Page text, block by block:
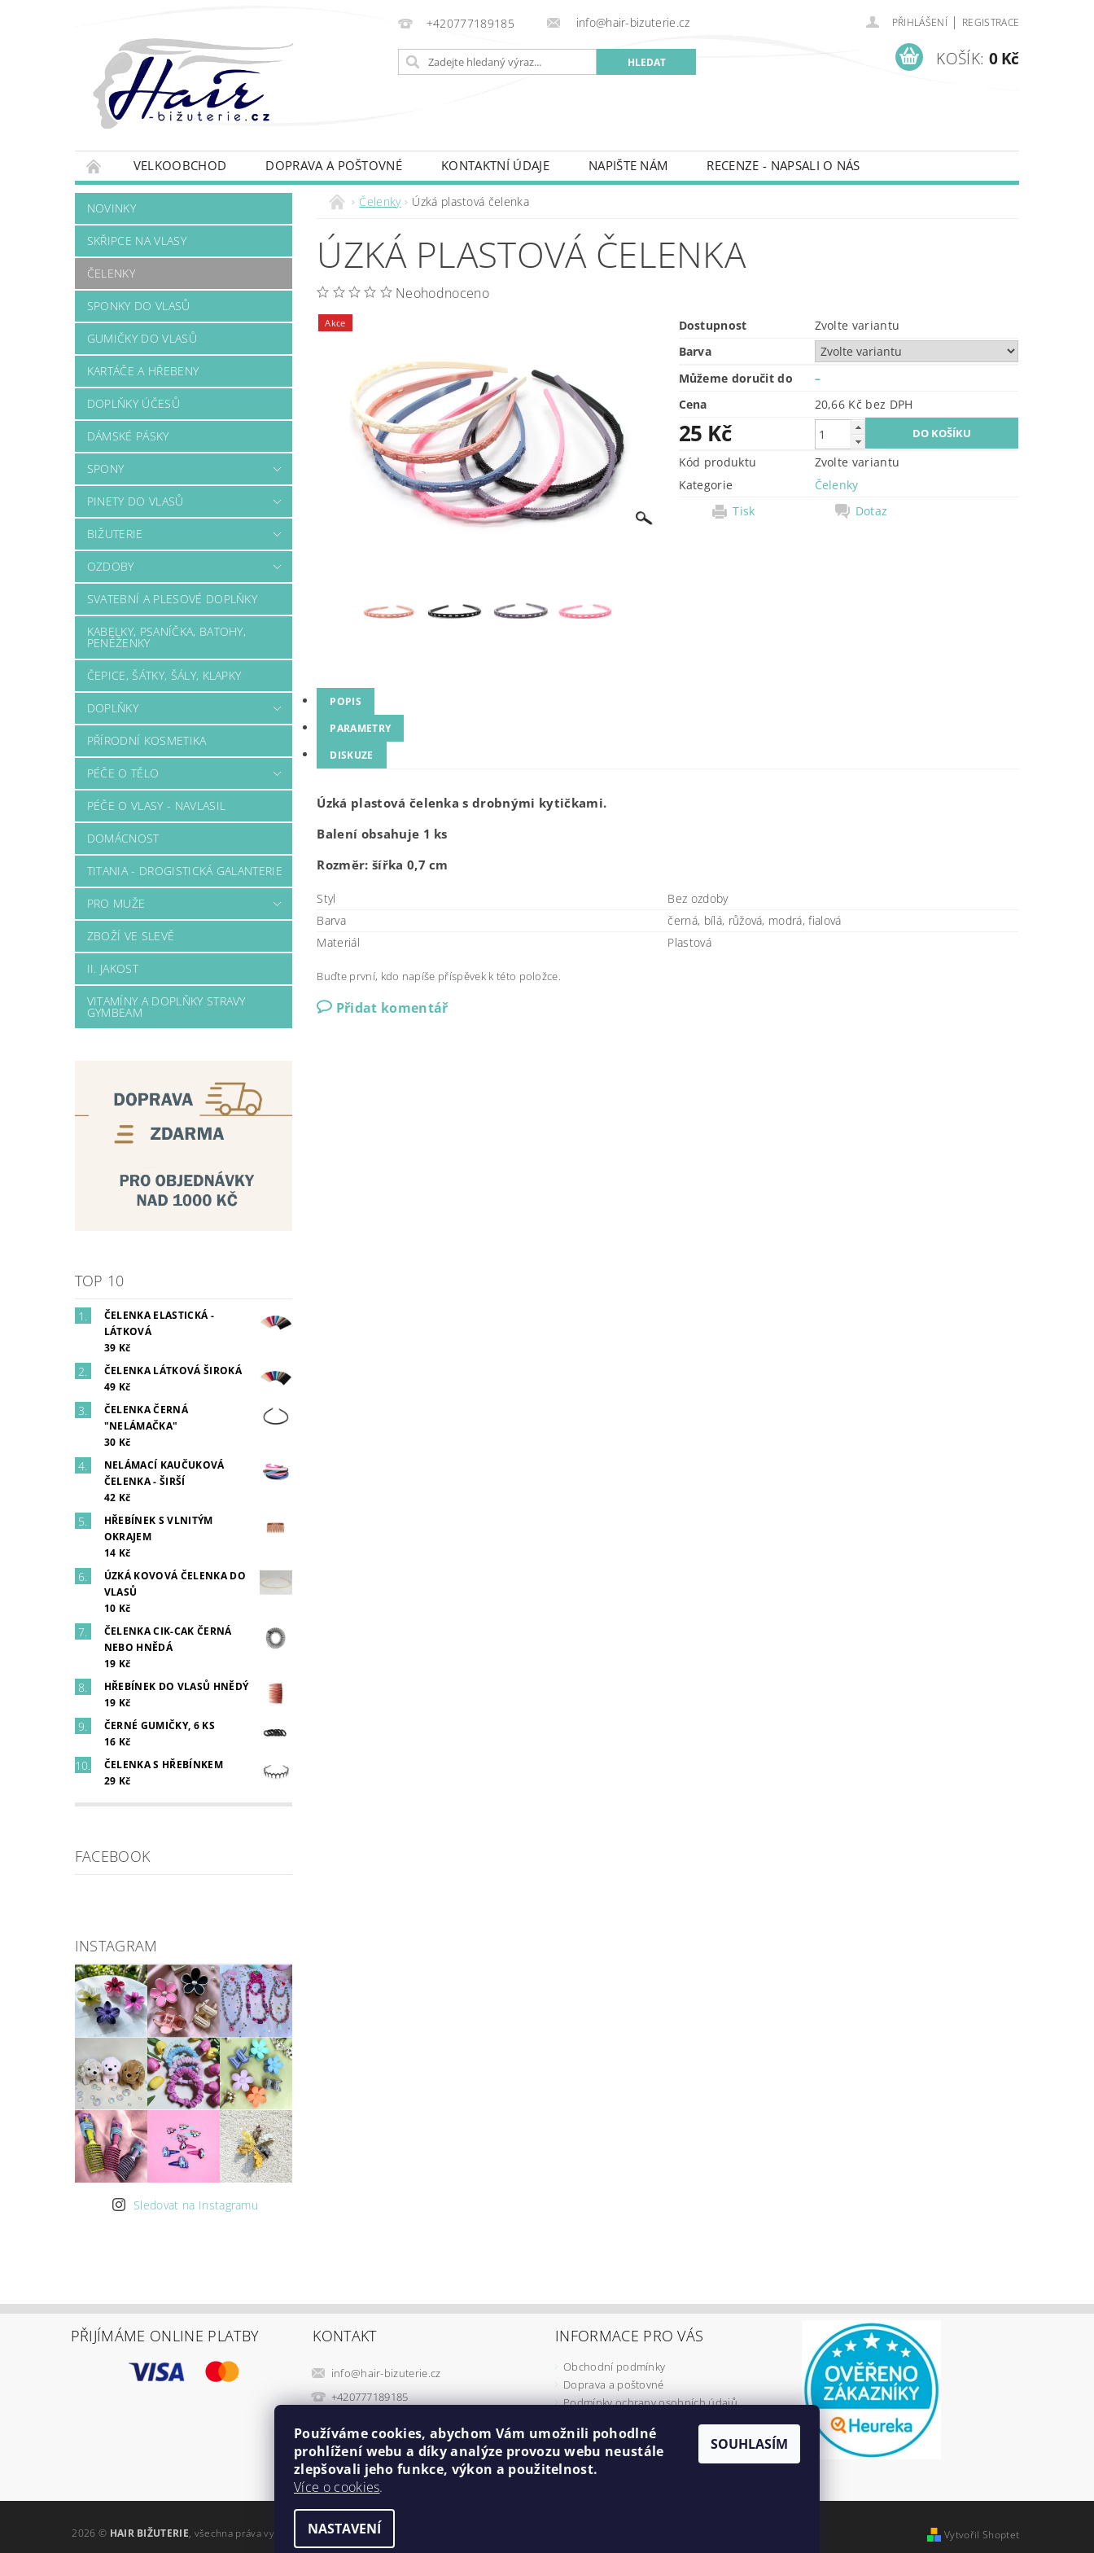
+420777189185 info@hair-bizuterie.cz PŘIHLÁŠENÍ | REGISTRACE
KOŠÍK: 0 Kč
VELKOOBCHOD DOPRAVA A POŠTOVNÉ KONTAKTNÍ ÚDAJE NAPIŠTE NÁM RECENZE - NAPSALI O NÁS
NOVINKY
SKŘIPCE NA VLASY
ČELENKY
SPONKY DO VLASŮ
GUMIČKY DO VLASŮ
KARTÁČE A HŘEBENY
DOPLŇKY ÚČESŮ
DÁMSKÉ PÁSKY
SPONY
PINETY DO VLASŮ
BIŽUTERIE
OZDOBY
SVATEBNÍ A PLESOVÉ DOPLŇKY
KABELKY, PSANÍČKA, BATOHY,
PENĚŽENKY
ČEPICE, ŠÁTKY, ŠÁLY, KLAPKY
DOPLŇKY
PŘÍRODNÍ KOSMETIKA
PÉČE O TĚLO
PÉČE O VLASY - NAVLASIL
DOMÁCNOST
TITANIA - DROGISTICKÁ GALANTERIE
PRO MUŽE
ZBOŽÍ VE SLEVĚ
II. JAKOST
VITAMÍNY A DOPLŇKY STRAVY
GYMBEAM
TOP 10
ČELENKA ELASTICKÁ -
LÁTKOVÁ
39 Kč
ČELENKA LÁTKOVÁ ŠIROKÁ
49 Kč
ČELENKA ČERNÁ
"NELÁMAČKA"
30 Kč
NELÁMACÍ KAUČUKOVÁ
ČELENKA - ŠIRŠÍ
42 Kč
HŘEBÍNEK S VLNITÝM
OKRAJEM
14 Kč
ÚZKÁ KOVOVÁ ČELENKA DO
VLASŮ
10 Kč
ČELENKA CIK-CAK ČERNÁ
NEBO HNĚDÁ
19 Kč
HŘEBÍNEK DO VLASŮ HNĚDÝ
19 Kč
ČERNÉ GUMIČKY, 6 KS
16 Kč
ČELENKA S HŘEBÍNKEM
29 Kč
FACEBOOK
INSTAGRAM
Sledovat na Instagramu
Čelenky Úzká plastová čelenka
ÚZKÁ PLASTOVÁ ČELENKA
Neohodnoceno
Akce Dostupnost
Zvolte variantu
Barva
Můžeme doručit do
–
Cena
20,66 Kč bez DPH
25 Kč
Kód produktu
Zvolte variantu
Kategorie
Čelenky
Tisk
Dotaz
POPIS
PARAMETRY
DISKUZE
Úzká plastová čelenka s drobnými kytičkami.
Balení obsahuje 1 ks
Rozměr: šířka 0,7 cm
Styl
Bez ozdoby
Barva
černá, bílá, růžová, modrá, fialová
Materiál
Plastová
Buďte první, kdo napíše příspěvek k této položce.
Přidat komentář
PŘIJÍMÁME ONLINE PLATBY KONTAKT
info@hair-bizuterie.cz
+420777189185
INFORMACE PRO VÁS
Obchodní podmínky
Doprava a poštovné
Podmínky ochrany osobních údajů
Odstoupení od smlouvy
Formulář pro reklamaci
Minimální cena objednávky
2026 © HAIR BIŽUTERIE, všechna práva vyhrazena Vytvořil Shoptet
Používáme cookies, abychom Vám umožnili pohodlné
prohlížení webu a díky analýze provozu webu neustále
zlepšovali jeho funkce, výkon a použitelnost.
Více o cookies.
NASTAVENÍ
SOUHLASÍM